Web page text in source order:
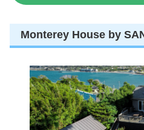
Monterey House by